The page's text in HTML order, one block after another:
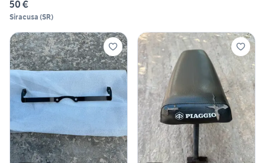
50 €
Siracusa (SR)